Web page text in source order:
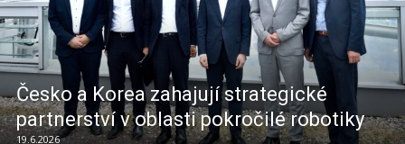
Česko a Korea zahajují strategické
partnerství v oblasti pokročilé robotiky
19.6.2026